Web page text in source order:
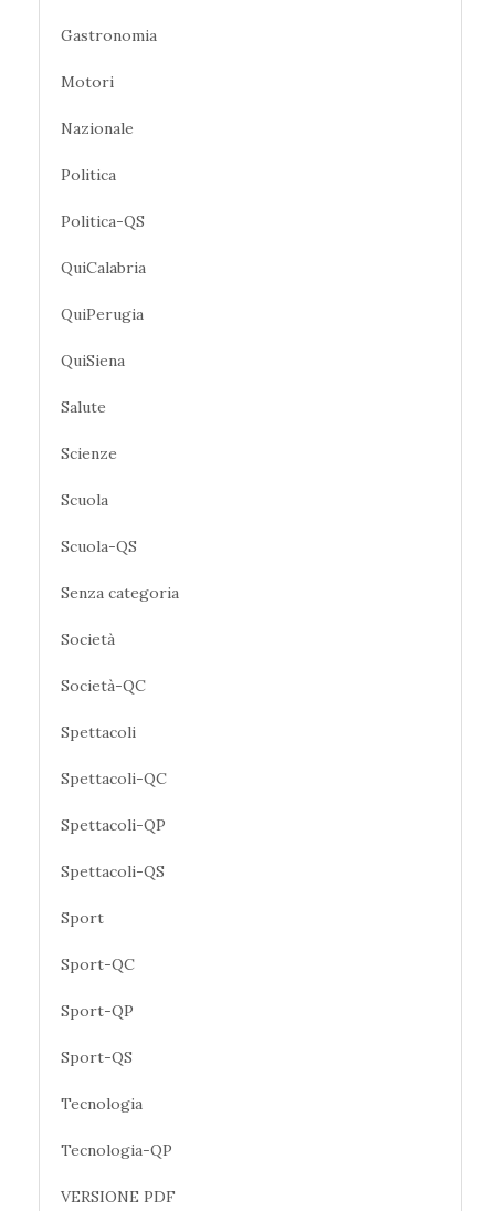
Gastronomia
Motori
Nazionale
Politica
Politica-QS
QuiCalabria
QuiPerugia
QuiSiena
Salute
Scienze
Scuola
Scuola-QS
Senza categoria
Società
Società-QC
Spettacoli
Spettacoli-QC
Spettacoli-QP
Spettacoli-QS
Sport
Sport-QC
Sport-QP
Sport-QS
Tecnologia
Tecnologia-QP
VERSIONE PDF